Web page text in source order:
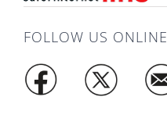
FOLLOW US ONLINE